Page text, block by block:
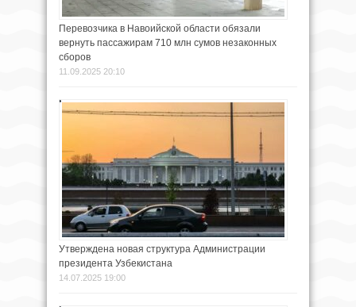
Перевозчика в Навоийской области обязали
вернуть пассажирам 710 млн сумов незаконных
сборов
11.09.2025 20:10
Утверждена новая структура Администрации
президента Узбекистана
14.07.2025 19:00